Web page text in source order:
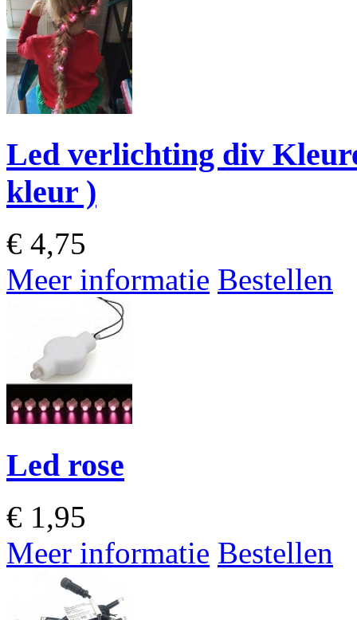
Led verlichting div
kleur )
€ 4,75
Meer informatie Bestellen
Led rose
€ 1,95
Meer informatie Bestellen